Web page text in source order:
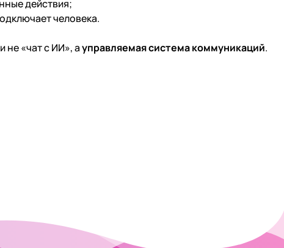
действия;
человека.
не «чат с ИИ», ауправляемая система коммуникаций.